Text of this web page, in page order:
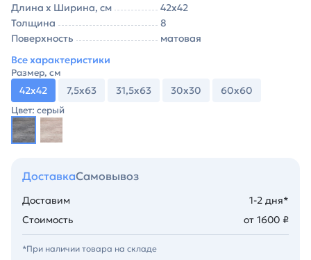
Длина х Ширина, см
42х42
Толщина
8
Поверхность
матовая
Все характеристики
Размер, см
42х42 7,5х63 31,5х63 30х30 60х60
Цвет: серый
ДоставкаСамовывоз
Доставим
1-2 дня*
Стоимость
от 1600 ₽
*При наличии товара на складе